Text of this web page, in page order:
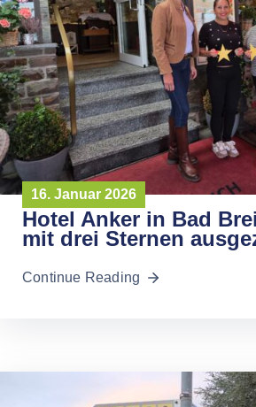
16. Januar 2026
Hotel Anker in Bad
mit drei Sternen
Continue Reading